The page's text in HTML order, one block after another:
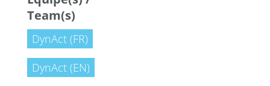
Team(s)
DynAct (FR)
DynAct (EN)